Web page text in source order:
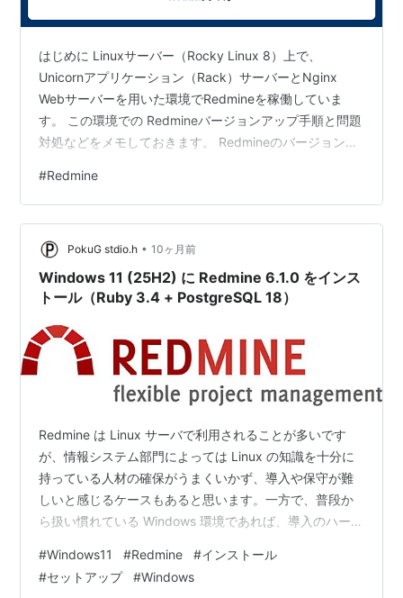
はじめに Linuxサーバー（Rocky Linux 8）上で、
Unicornアプリケーション（Rack）サーバーとNginx
Webサーバーを用いた環境でRedmineを稼働していま
す。 この環境での Redmineバージョンアップ手順と問題
対処などをメモしておきます。 Redmineのバージョン
定されます。 バージョン番号の付与 - ソフトウェアエン
ジニアリング - Torutk バージョンアップの際、どの桁の
数値が上がるかで作業が変わります。今回は、稼働中の
Redmine 6.0.2を先月リリースされた Redmine 6.1.0にバ
ー…
#Redmine
PokuG stdio.h • 10ヶ月前
Windows 11 (25H2) に Redmine 6.1.0 をインス
トール（Ruby 3.4 + PostgreSQL 18）
Redmine は Linux サーバで利用されることが多いです
が、情報システム部門によっては Linux の知識を十分に
持っている人材の確保がうまくいかず、導入や保守が難
しいと感じるケースもあると思います。一方で、普段か
ら扱い慣れている Windows 環境であれば、導入のハード
(25H2) に Redmine 6.1.0 を導入し、最新の Ruby 3.4 と
PostgreSQL 18 を使って動作確認する手順を紹介しま
#Windows11 #Redmine #インストール
#セットアップ #Windows